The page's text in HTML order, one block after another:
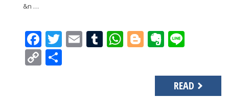
&n …
Facebook
Twitter
EmailTumblr
WhatsApp
Blogger
Copy
READ